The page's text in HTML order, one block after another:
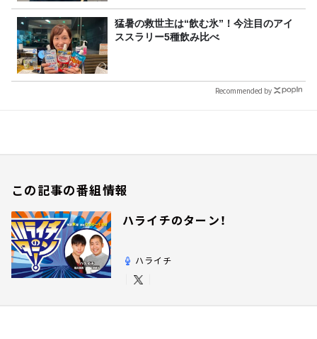
猛暑の救世主は“飲む氷”！今注目のアイ
ススラリー5種飲み比べ
Recommended by
この記事の番組情報
ハライチのターン！
ハライチ